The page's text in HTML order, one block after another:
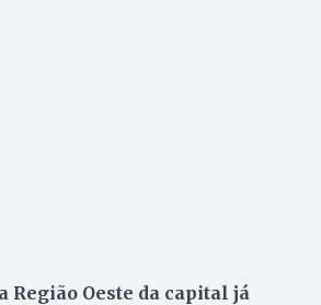
Região Oeste da capital já